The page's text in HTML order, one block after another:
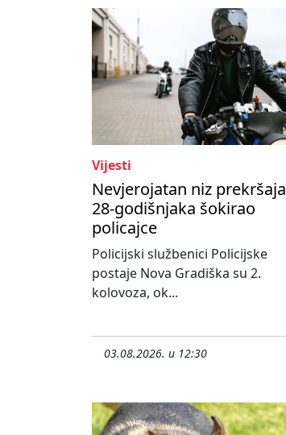
Vijesti
Nevjerojatan niz prekršaja
28-godišnjaka šokirao
policajce
Policijski službenici Policijske
postaje Nova Gradiška su 2.
kolovoza, ok...
03.08.2026. u 12:30